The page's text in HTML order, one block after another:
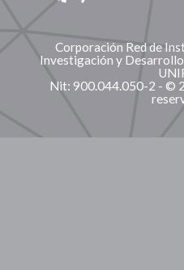
Corporación Red de
Investigación y
Nit: 900.044.050-2 - ©